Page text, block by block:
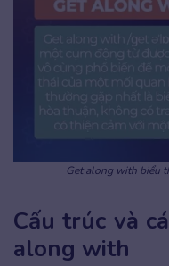
Get along with biểu
Cấu trúc và
along with